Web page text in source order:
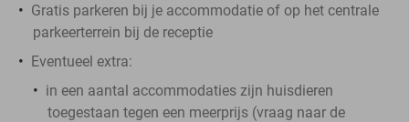
Gratis parkeren bij je accommodatie of op het centrale
parkeerterrein bij de receptie
Eventueel extra:
in een aantal accommodaties zijn huisdieren
toegestaan tegen een meerprijs (vraag naar de